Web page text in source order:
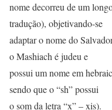
nome decorreu de um
tradução), objetivando-se
adaptar o nome do
o Mashiach é judeu e
possui um nome em
sendo que o “sh” possui
o som da letra “x” – xis).